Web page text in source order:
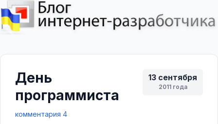
13 сентября
2011 года
День
программиста
комментария 4